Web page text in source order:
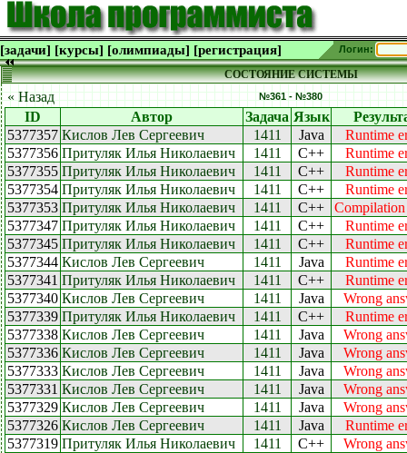
[задачи] [курсы] [олимпиады] [регистрация] Логин:
СОСТОЯНИЕ СИСТЕМЫ
« Назад №361 - №380
ID Автор Задача Язык
5377357 Кислов Лев Сергеевич 1411 Java
Runtime
5377356 Притуляк Илья Николаевич 1411 C++
Runtime
5377355 Притуляк Илья Николаевич 1411 C++
Runtime
5377354 Притуляк Илья Николаевич 1411 C++
Runtime
5377353 Притуляк Илья Николаевич 1411 C++
5377347 Притуляк Илья Николаевич 1411 C++
Runtime
5377345 Притуляк Илья Николаевич 1411 C++
Runtime
5377344 Кислов Лев Сергеевич 1411 Java
Runtime
5377341 Притуляк Илья Николаевич 1411 C++
Runtime
5377340 Кислов Лев Сергеевич 1411 Java
Wrong
5377339 Притуляк Илья Николаевич 1411 C++
Runtime
5377338 Кислов Лев Сергеевич 1411 Java
Wrong
5377336 Кислов Лев Сергеевич 1411 Java
Wrong
5377333 Кислов Лев Сергеевич 1411 Java
Wrong
5377331 Кислов Лев Сергеевич 1411 Java
Wrong
5377329 Кислов Лев Сергеевич 1411 Java
Wrong
5377326 Кислов Лев Сергеевич 1411 Java
Runtime
5377319 Притуляк Илья Николаевич 1411 C++
Wrong